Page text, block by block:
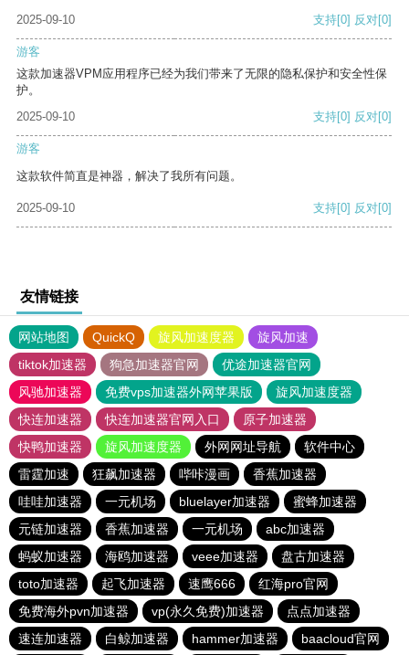
2025-09-10 支持[0] 反对[0]
游客
这款加速器VPM应用程序已经为我们带来了无限的隐私保护和安全性保
护。
2025-09-10
支持[0] 反对[0]
游客
这款软件简直是神器，解决了我所有问题。
2025-09-10 支持[0] 反对[0]
友情链接
网站地图 QuickQ 旋风加速度器
旋风加速
tiktok加速器
狗急加速器官网
优途加速器官网
风驰加速器
免费vps加速器外网苹果版
旋风加速度器
快连加速器
快连加速器官网入口
原子加速器
快鸭加速器
旋风加速度器 外网网址导航
软件中心
雷霆加速
狂飙加速器 哔咔漫画
香蕉加速器
哇哇加速器
一元机场 bluelayer加速器
蜜蜂加速器
元链加速器
香蕉加速器 一元机场
abc加速器
蚂蚁加速器
海鸥加速器 veee加速器
盘古加速器
toto加速器
起飞加速器 速鹰666
红海pro官网
免费海外pvn加速器
vp(永久免费)加速器
点点加速器
速连加速器
白鲸加速器 hammer加速器 baacloud官网